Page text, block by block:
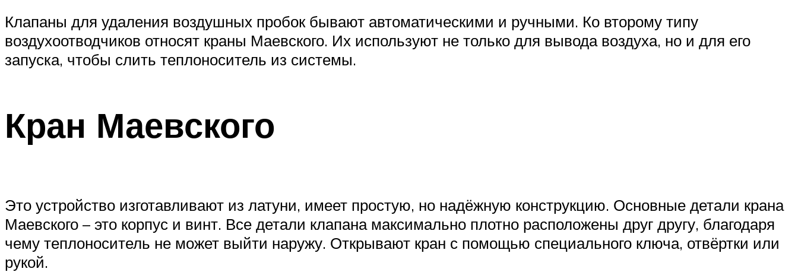
Меню
Клапаны для удаления воздушных пробок бывают автоматическими и ручными. Ко второму типу
воздухоотводчиков относят краны Маевского. Их используют не только для вывода воздуха, но и для его
запуска, чтобы слить теплоноситель из системы.
Кран Маевского
Это устройство изготавливают из латуни, имеет простую, но надёжную конструкцию. Основные детали крана
Маевского – это корпус и винт. Все детали клапана максимально плотно расположены друг другу, благодаря
чему теплоноситель не может выйти наружу. Открывают кран с помощью специального ключа, отвёртки или
рукой.